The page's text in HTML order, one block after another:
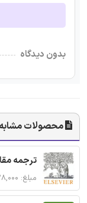
بدون دیدگاه
محصولات مشابه
ترجمه
مبلغ: ۱۲۸,۰۰۰ تومان